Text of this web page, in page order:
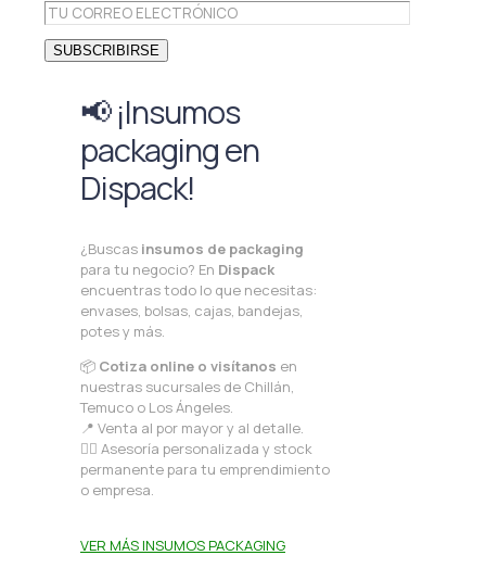
📢 ¡Insumos
packaging en
Dispack!
¿Buscas insumos de packaging
para tu negocio? En Dispack
encuentras todo lo que necesitas:
envases, bolsas, cajas, bandejas,
potes y más.
📦 Cotiza online o visítanos en
nuestras sucursales de Chillán,
Temuco o Los Ángeles.
📍 Venta al por mayor y al detalle.
🙋‍♂️ Asesoría personalizada y stock
permanente para tu emprendimiento
o empresa.
VER MÁS INSUMOS PACKAGING